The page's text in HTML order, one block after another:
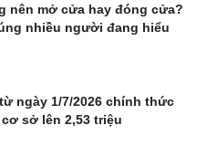
nên mở cửa hay đóng cửa?
nhiều người đang hiểu
ngày 1/7/2026 chính thức
sở lên 2,53 triệu